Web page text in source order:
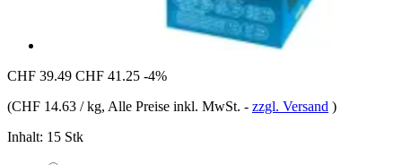
CHF 39.49 CHF 41.25 -4%
(CHF 14.63 / kg, Alle Preise inkl. MwSt. - zzgl. Versand )
Inhalt: 15 Stk